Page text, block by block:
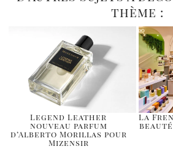
thème :
Legend Leather
nouveau parfum
d’Alberto Morillas pour
Mizensir
La